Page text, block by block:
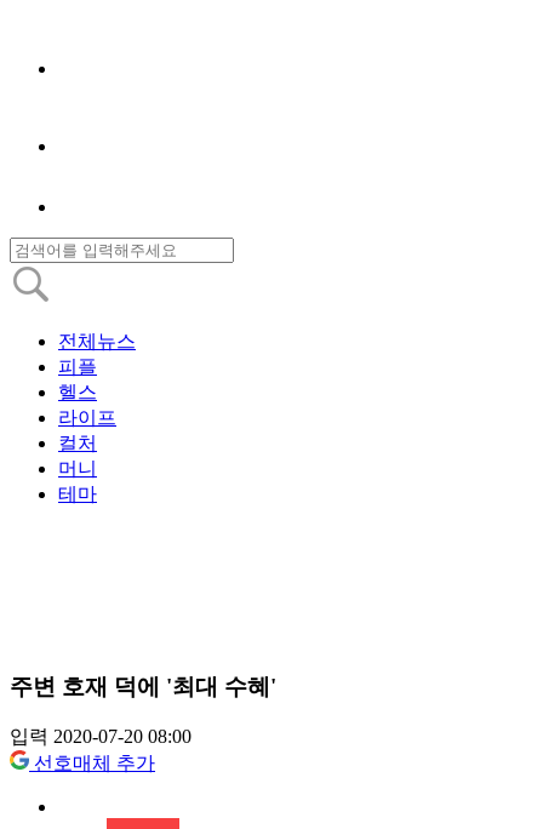
전체뉴스
피플
헬스
라이프
컬처
머니
테마
주변 호재 덕에 '최대 수혜'
입력 2020-07-20 08:00
선호매체 추가